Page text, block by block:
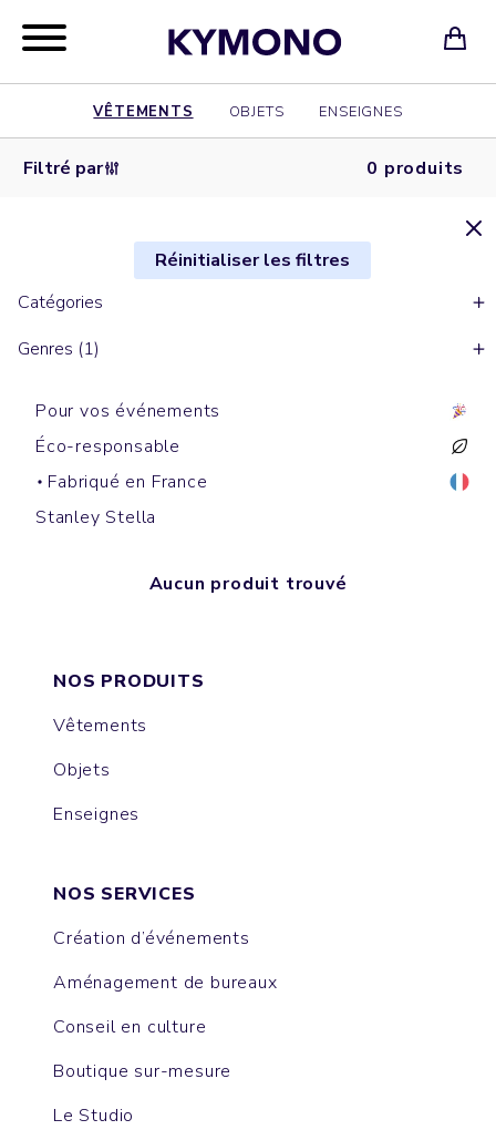
VÊTEMENTS OBJETS ENSEIGNES
Filtré par 0 produits
Réinitialiser les filtres
Catégories
Genres (1)
Pour vos événements
Éco-responsable
Fabriqué en France
Stanley Stella
Aucun produit trouvé
NOS PRODUITS
Vêtements
Objets
Enseignes
NOS SERVICES
Création d’événements
Aménagement de bureaux
Conseil en culture
Boutique sur-mesure
Le Studio